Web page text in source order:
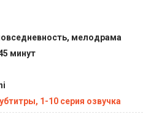
мелодрама
минут
1-10 серия озвучка